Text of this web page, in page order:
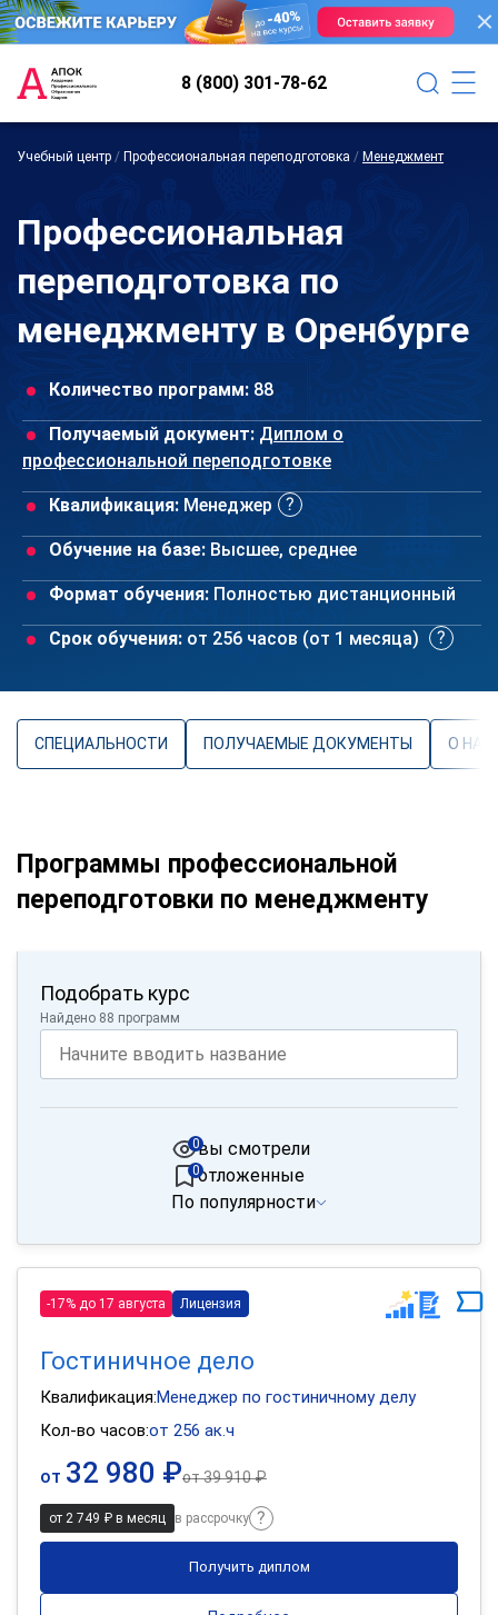
8 (800) 301-78-62
Учебный центр / Профессиональная переподготовка / Менеджмент
Профессиональная
переподготовка по
менеджменту в Оренбурге
Количество программ: 88
Получаемый документ: Диплом о
профессиональной переподготовке
Квалификация: Менеджер
Обучение на базе: Высшее, среднее
Формат обучения: Полностью дистанционный
Срок обучения: от 256 часов (от 1 месяца)
СПЕЦИАЛЬНОСТИ ПОЛУЧАЕМЫЕ ДОКУМЕНТЫ О
Программы профессиональной
переподготовки по менеджменту
Подобрать курс
Найдено 88 программ
вы смотрели
0
отложенные
0
По популярности
-17% до 17 августа Лицензия
Гостиничное дело
Квалификация:Менеджер по гостиничному делу
Кол-во часов:от 256 ак.ч
от 32 980 ₽от39 910 ₽
от 2 749 ₽ в месяц в рассрочку
Получить диплом